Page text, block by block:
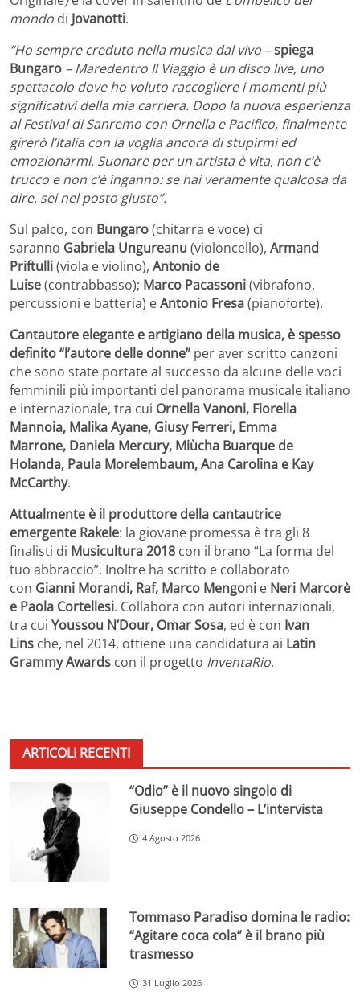
mondo di Jovanotti.
“Ho sempre creduto nella musica dal vivo –spiega
Bungaro – Maredentro Il Viaggio è un disco live, uno
spettacolo dove ho voluto raccogliere i momenti più
significativi della mia carriera. Dopo la nuova esperienza
al Festival di Sanremo con Ornella e Pacifico, finalmente
girerò l’Italia con la voglia ancora di stupirmi ed
emozionarmi. Suonare per un artista è vita, non c’è
trucco e non c’è inganno: se hai veramente qualcosa da
dire, sei nel posto giusto”.
Sul palco, con Bungaro(chitarra e voce) ci
saranno Gabriela Ungureanu (violoncello), Armand
Priftulli(viola e violino), Antonio de
Luise(contrabbasso); Marco Pacassoni(vibrafono,
percussioni e batteria) eAntonio Fresa(pianoforte).
Cantautore elegante e artigiano della musica, è spesso
definito “l’autore delle donne” per aver scritto canzoni
che sono state portate al successo da alcune delle voci
femminili più importanti del panorama musicale italiano
e internazionale, tra cui Ornella Vanoni, Fiorella
Mannoia, Malika Ayane, Giusy Ferreri, Emma
Marrone, Daniela Mercury, Miùcha Buarque de
Holanda, Paula Morelembaum, Ana Carolina e Kay
McCarthy.
Attualmente è il produttore della cantautrice
emergente Rakele: la giovane promessa è tra gli 8
finalisti di Musicultura 2018 con il brano “La forma del
tuo abbraccio”. Inoltre ha scritto e collaborato
con Gianni Morandi, Raf, Marco Mengoni e Neri Marcorè
e Paola Cortellesi. Collabora con autori internazionali,
tra cui Youssou N’Dour, Omar Sosa, ed è con Ivan
Lins che, nel 2014, ottiene una candidatura ai Latin
Grammy Awards con il progetto InventaRio.
ARTICOLI RECENTI
“Odio” è il nuovo singolo di
Giuseppe Condello – L’intervista
4 Agosto 2026
Tommaso Paradiso domina le radio:
“Agitare coca cola” è il brano più
trasmesso
31 Luglio 2026